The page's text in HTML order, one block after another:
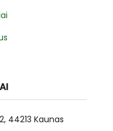
44213 Kaunas